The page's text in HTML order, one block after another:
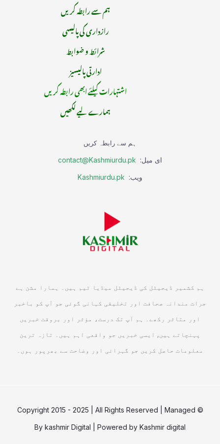
ہم سے رابطہ کریں
رازداری کی پالیسی
شرائط و ضوابط
ادارتی پالیسیز
اشتہارات کیلئے ابھی رابطہ کریں
ہمارے لیے لکھیں
ہم سے رابطہ کریں
ای میل: contact@Kashmiurdu.pk
ویب: Kashmiurdu.pk
ہم کشمیر ڈیجیٹل کی ڈیجیٹل میڈیا ٹیم ہیں۔ ہمارا مشن ہے
جرات مندانہ صحافت اور تخلیقی کہانی گوئی جو آپ کو باخبر
اور متاثر رکھے۔ ہم آپ تک درست، مؤثر اور بروقت خبریں
پہنچاتے ہیں, ایسی خبریں جو واقعی اہم ہیں۔ تازہ ترین
معلومات حاصل کریں جو گہرائی اور وضاحت سے بھرپور ہوں۔
© Copyright 2015 - 2025 | All Rights Reserved | Managed
By kashmir Digital | Powered by Kashmir digital